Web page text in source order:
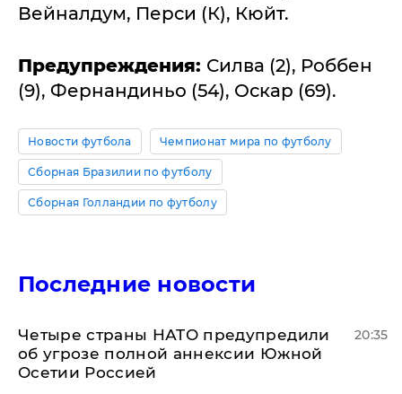
Вейналдум, Перси (К), Кюйт.
Предупреждения: Силва (2), Роббен
(9), Фернандиньо (54), Оскар (69).
Новости футбола Чемпионат мира по футболу
Сборная Бразилии по футболу
Сборная Голландии по футболу
Последние новости
Четыре страны НАТО предупредили
об угрозе полной аннексии Южной
Осетии Россией
20:35